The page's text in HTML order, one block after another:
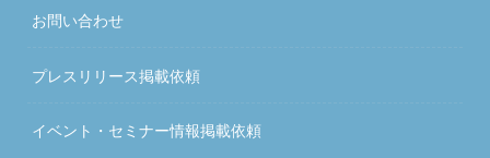
お問い合わせ
プレスリリース掲載依頼
イベント・セミナー情報掲載依頼